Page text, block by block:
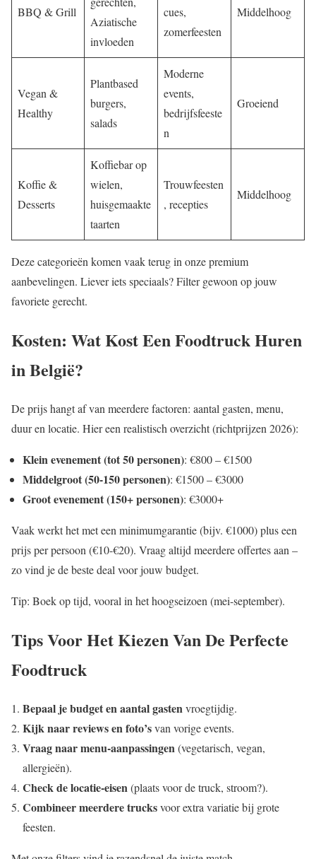
BBQ & Grill
Aziatische
invloeden
cues,
zomerfeesten
Middelhoog
Vegan &
Healthy
Plantbased
burgers,
salads
Moderne
events,
bedrijfsfeeste
n
Groeiend
Koffie &
Desserts
Koffiebar op
wielen,
huisgemaakte
taarten
Trouwfeesten
, recepties
Middelhoog
Deze categorieën komen vaak terug in onze premium
aanbevelingen. Liever iets speciaals? Filter gewoon op jouw
favoriete gerecht.
Kosten: Wat Kost Een Foodtruck Huren
in België?
De prijs hangt af van meerdere factoren: aantal gasten, menu,
duur en locatie. Hier een realistisch overzicht (richtprijzen 2026):
Klein evenement (tot 50 personen): €800 – €1500
Middelgroot (50-150 personen): €1500 – €3000
Groot evenement (150+ personen): €3000+
Vaak werkt het met een minimumgarantie (bijv. €1000) plus een
prijs per persoon (€10-€20). Vraag altijd meerdere offertes aan –
zo vind je de beste deal voor jouw budget.
Tip: Boek op tijd, vooral in het hoogseizoen (mei-september).
Tips Voor Het Kiezen Van De Perfecte
Foodtruck
Bepaal je budget en aantal gasten vroegtijdig.
Kijk naar reviews en foto’svan vorige events.
Vraag naar menu-aanpassingen (vegetarisch, vegan,
allergieën).
Check de locatie-eisen (plaats voor de truck, stroom?).
Combineer meerdere trucksvoor extra variatie bij grote
feesten.